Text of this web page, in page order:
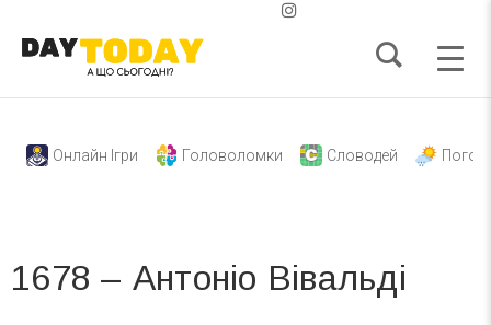
Онлайн Ігри Головоломки Словодей
1678 – Антоніо Вівальді